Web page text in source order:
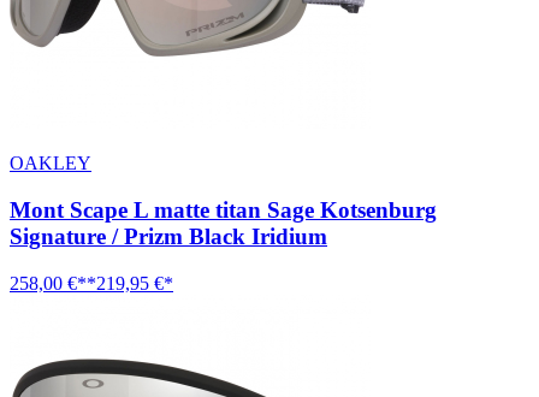
OAKLEY
Mont Scape L matte titan Sage Kotsenburg
Signature / Prizm Black Iridium
258,00 €**219,95 €*